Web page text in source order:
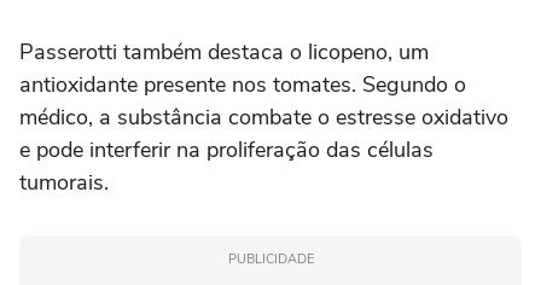
Passerotti também destaca o licopeno, um
antioxidante presente nos tomates. Segundo o
médico, a substância combate o estresse oxidativo
e pode interferir na proliferação das células
tumorais.
PUBLICIDADE